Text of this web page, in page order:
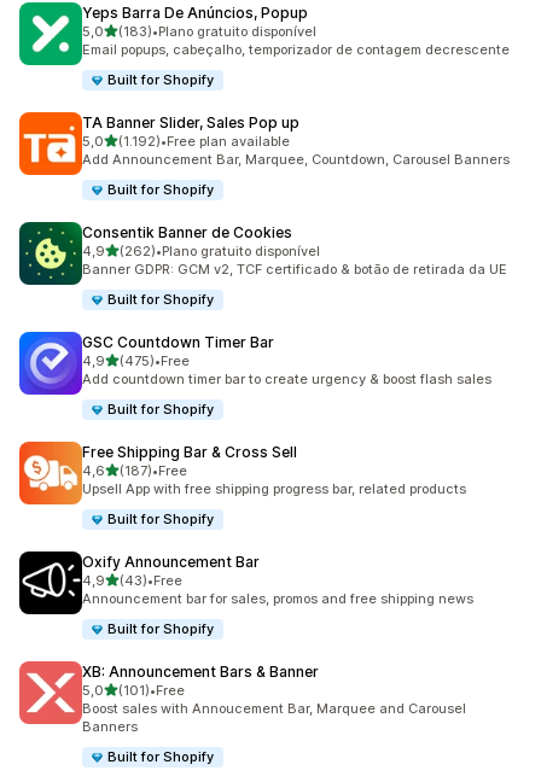
Yeps Barra De Anúncios, Popup
5,0de 5 estrelas
(183)
183 total de avaliações
•Plano gratuito disponível
Email popups, cabeçalho, temporizador de contagem decrescente
Built for Shopify
TA Banner Slider, Sales Pop up
5,0de 5 estrelas
(1.192)
1192 total de avaliações
•Free plan available
Add Announcement Bar, Marquee, Countdown, Carousel Banners
Built for Shopify
Consentik Banner de Cookies
4,9de 5 estrelas
(262)
262 total de avaliações
•Plano gratuito disponível
Banner GDPR: GCM v2, TCF certificado & botão de retirada da UE
Built for Shopify
GSC Countdown Timer Bar
4,9de 5 estrelas
(475)
475 total de avaliações
•Free
Add countdown timer bar to create urgency & boost flash sales
Built for Shopify
Free Shipping Bar & Cross Sell
4,6de 5 estrelas
(187)
187 total de avaliações
•Free
Upsell App with free shipping progress bar, related products
Built for Shopify
Oxify Announcement Bar
4,9de 5 estrelas
(43)
43 total de avaliações
•Free
Announcement bar for sales, promos and free shipping news
Built for Shopify
XB: Announcement Bars & Banner
5,0de 5 estrelas
(101)
101 total de avaliações
•Free
Boost sales with Annoucement Bar, Marquee and Carousel
Banners
Built for Shopify